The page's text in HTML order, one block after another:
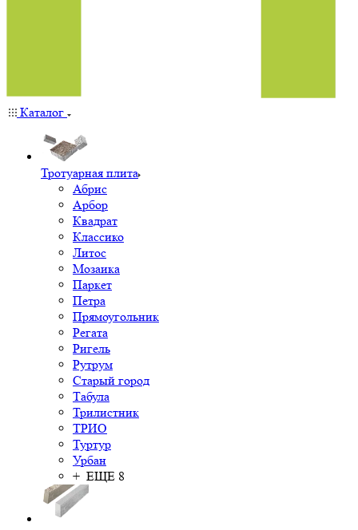
Каталог
Тротуарная плита
Абрис
Арбор
Квадрат
Классико
Литос
Мозаика
Паркет
Петра
Прямоугольник
Регата
Ригель
Рутрум
Старый город
Табула
Трилистник
ТРИО
Туртур
Урбан
+ ЕЩЕ 8